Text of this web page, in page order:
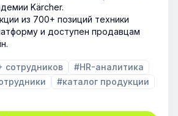
Kärcher.
из 700+ позиций техники
и доступен продавцам
сотрудников
#HR-аналитика
#каталог продукции